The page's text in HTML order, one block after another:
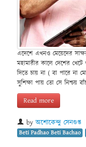
এদেশে এখনও মেয়েদের
মহামারীর কালে দেশের
দিতে চায় না ( বা পারে
সুশিক্ষা পায় তো সে নিশ্চয়
Read more
byঅশোকেন্দু সেনগুপ্ত
Beti Padhao Beti Bachao